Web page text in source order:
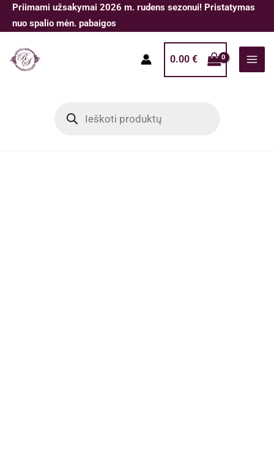
Pereiti
prie
Priimami užsakymai 2026 m. rudens sezonui! Pristatymas
nuo spalio mėn. pabaigos
0.00 €
search